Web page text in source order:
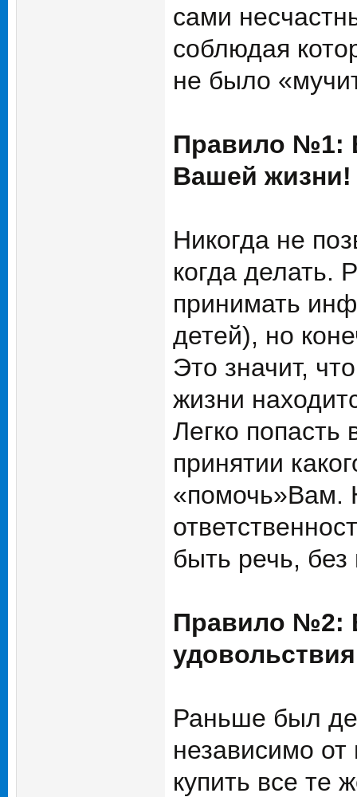
сами
соблюдая
не было
Правило №1:
Вашей жизни!
Никогда не
когда делать.
принимать
детей), но
Это значит,
жизни
Легко попасть
принятии
«помочь»Вам.
быть речь,
Правило №2:
Раньше был
независимо
купить все те